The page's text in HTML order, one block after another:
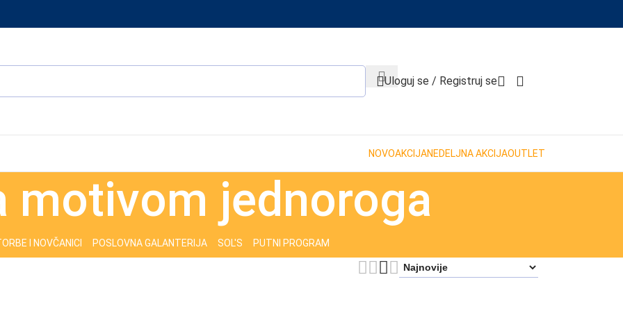
When autocomplete results are available use up and
Uloguj se / Registruj se
NOVOAKCIJANEDELJNA AKCIJAOUTLET
motivom jednoroga
I NOVČANICI POSLOVNA GALANTERIJA SOL'S PUTNI PROGRAM